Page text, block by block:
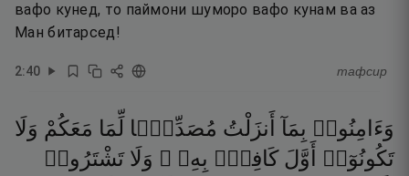
вафо кунед, то паймони шуморо вафо кунам ва аз
Ман битарсед!
2:40 тафсир
وَءَامِنُوا۟ بِمَآ أَنزَلْتُ مُصَدِّقًۭا لِّمَا مَعَكُمْ وَلَا
تَكُونُوٓا۟
أَوَّلَ كَافِرٍۭ بِهِۦ ۖ وَلَا تَشْتَرُوا۟